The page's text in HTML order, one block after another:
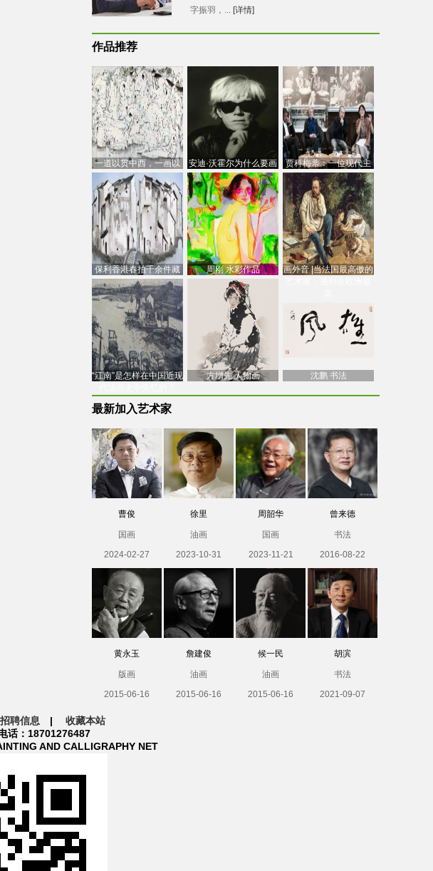
字振羽，... [详情]
作品推荐
一道以贯中西，一画以
通古今：吴冠中的绘画
创
安迪·沃霍尔为什么要画
芭比
贾科梅蒂：一位现代主
义的“当代”艺术家
保利香港春拍千余件藏
品估价逾7亿港元，吴冠
中
周刚 水彩作品
画外音 |当法国最高傲的
“江南”是怎样在中国近现
方增先 人物画 沈鹏 书法
最新加入艺术家
曹俊
国画
2024-02-27
徐里
油画
2023-10-31
周韶华
国画
2023-11-21
曾来德
书法
2016-08-22
黄永玉
版画
2015-06-16
詹建俊
油画
2015-06-16
候一民
油画
2015-06-16
胡滨
书法
2021-09-07
招聘信息 | 收藏本站
话：18701276487
AND CALLIGRAPHY NET